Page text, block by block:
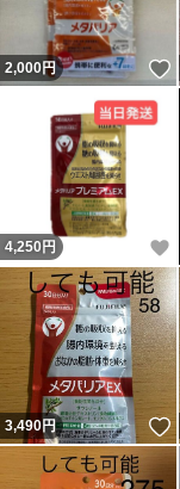
2,000円
4,250 円
3,490円